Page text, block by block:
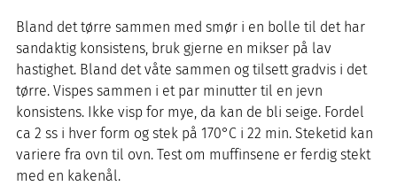
Bland det tørre sammen med smør i en bolle til det har
sandaktig konsistens, bruk gjerne en mikser på lav
hastighet. Bland det våte sammen og tilsett gradvis i det
tørre. Vispes sammen i et par minutter til en jevn
konsistens. Ikke visp for mye, da kan de bli seige. Fordel
ca 2 ss i hver form og stek på 170°C i 22 min. Steketid kan
variere fra ovn til ovn. Test om muffinsene er ferdig stekt
med en kakenål.